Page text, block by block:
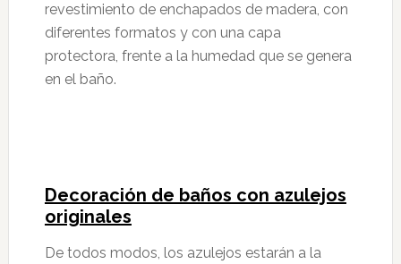
revestimiento de enchapados de madera, con
diferentes formatos y con una capa
protectora, frente a la humedad que se genera
en el baño.
Decoración de baños con azulejos
originales
De todos modos, los azulejos estarán a la